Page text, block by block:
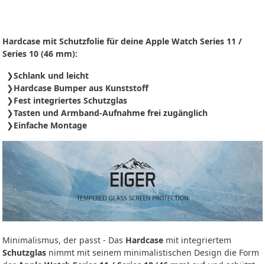
Hardcase mit Schutzfolie für deine Apple Watch Series 11 /
Series 10 (46 mm):
Schlank und leicht
Hardcase Bumper aus Kunststoff
Fest integriertes Schutzglas
Tasten und Armband-Aufnahme frei zugänglich
Einfache Montage
Minimalismus, der passt - Das Hardcase mit integriertem
Schutzglas nimmt mit seinem minimalistischen Design die Form